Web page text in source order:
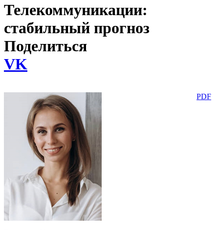
Телекоммуникации:
стабильный прогноз
Поделиться
VK
PDF